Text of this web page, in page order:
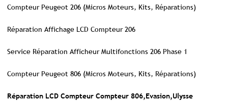
Compteur Peugeot 206 (Micros Moteurs, Kits, Réparations)
Réparation Affichage LCD Compteur 206
Service Réparation Afficheur Multifonctions 206 Phase 1
Compteur Peugeot 806 (Micros Moteurs, Kits, Réparations)
Réparation LCD Compteur Compteur 806,Evasion,Ulysse